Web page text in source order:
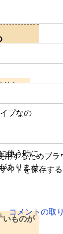
りたい
プなの
きます。
使う時に
ありませ
いものが
用するためブラ
イトを保存する
コメントの取